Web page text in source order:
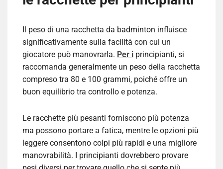
Il peso di una racchetta da badminton influisce
significativamente sulla facilità con cui un
giocatore può manovrarla. Per i principianti, si
raccomanda generalmente un peso della racchetta
compreso tra 80 e 100 grammi, poiché offre un
buon equilibrio tra controllo e potenza.
Le racchette più pesanti forniscono più potenza
ma possono portare a fatica, mentre le opzioni più
leggere consentono colpi più rapidi e una migliore
manovrabilità. I principianti dovrebbero provare